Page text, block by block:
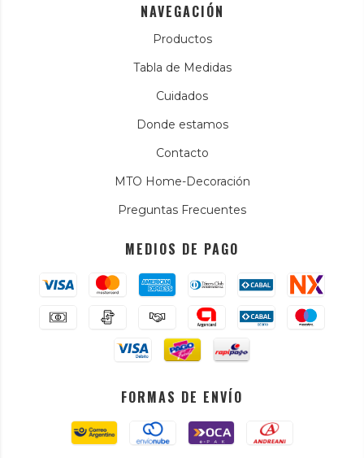
NAVEGACIÓN
Productos
Tabla de Medidas
Cuidados
Donde estamos
Contacto
MTO Home-Decoración
Preguntas Frecuentes
MEDIOS DE PAGO
FORMAS DE ENVÍO